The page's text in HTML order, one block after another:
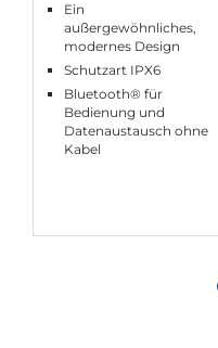
Ein
außergewöhnliches,
modernes Design
Schutzart IPX6
Bluetooth® für
Bedienung und
Datenaustausch ohne
Kabel